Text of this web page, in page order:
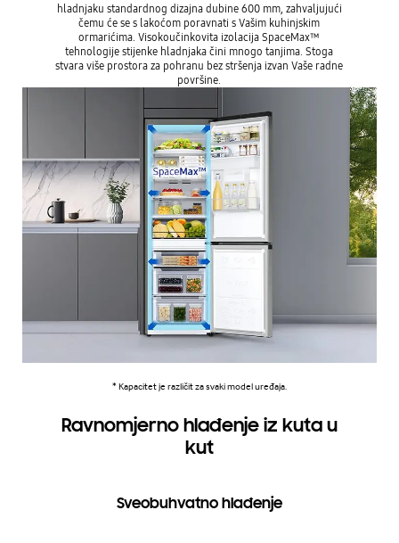
hladnjaku standardnog dizajna dubine 600 mm, zahvaljujući
čemu će se s lakoćom poravnati s Vašim kuhinjskim
ormarićima. Visokoučinkovita izolacija SpaceMax™
tehnologije stijenke hladnjaka čini mnogo tanjima. Stoga
stvara više prostora za pohranu bez stršenja izvan Vaše radne
površine.
* Kapacitet je različit za svaki model uređaja.
Ravnomjerno hlađenje iz kuta u
kut
Sveobuhvatno hlađenje